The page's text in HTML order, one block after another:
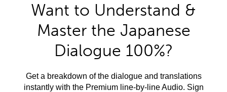
Want to Understand &
Master the Japanese
Dialogue 100%?
Get a breakdown of the dialogue and translations
instantly with the Premium line-by-line Audio. Sign